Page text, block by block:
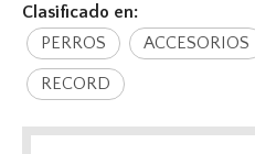
Clasificado en:
PERROS
ACCESORIOS
RECORD